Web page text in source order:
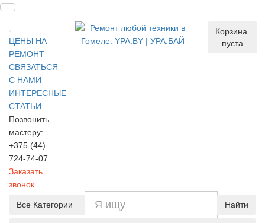
ЦЕНЫ НА
РЕМОНТ
СВЯЗАТЬСЯ
С НАМИ
ИНТЕРЕСНЫЕ
СТАТЬИ
Позвонить
мастеру:
+375 (44)
724-74-07
Заказать
звонок
Корзина
пуста
Все Категории Найти